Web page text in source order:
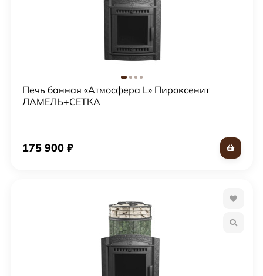
Печь банная «Атмосфера L» Пироксенит
ЛАМЕЛЬ+СЕТКА
175 900 ₽